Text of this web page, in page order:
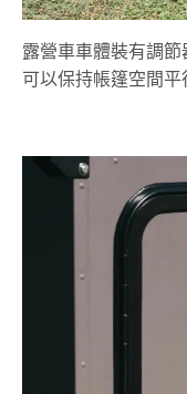
露營車車體裝有調
可以保持帳篷空間平